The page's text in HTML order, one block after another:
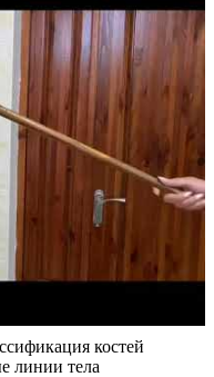
костей
линии тела